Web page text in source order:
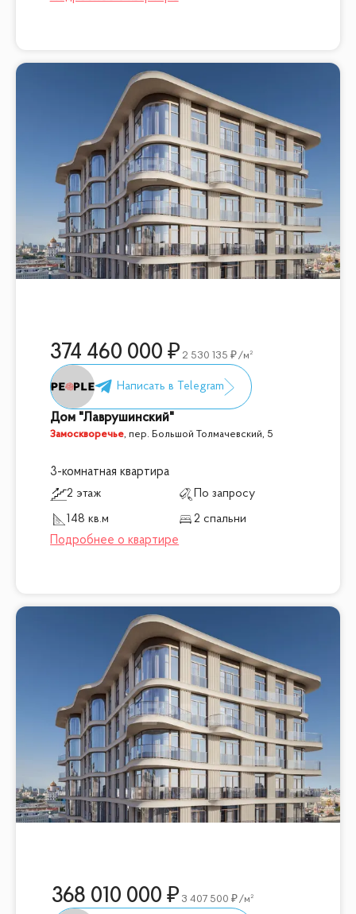
374 460 000 2 530 135 /м²
Дом "Лаврушинский"
Замоскворечье,пер. Большой Толмачевский, 5
3-комнатная квартира
2 этаж
По запросу
148 кв.м
2 спальни
368 010 000 3 407 500 /м²